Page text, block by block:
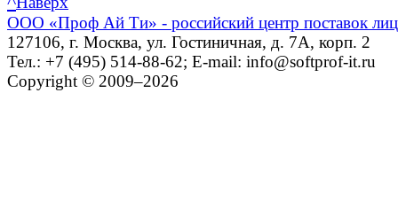
ООО «Проф Ай Ти» - российский центр поставок
127106, г. Москва, ул. Гостиничная, д. 7А, корп. 2
Тел.: +7 (495) 514-88-62; E-mail: info@softprof-it.ru
Copyright © 2009–2026